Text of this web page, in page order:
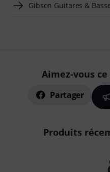
Gibson Guitares &
Aimez-vous
Partager
Produits